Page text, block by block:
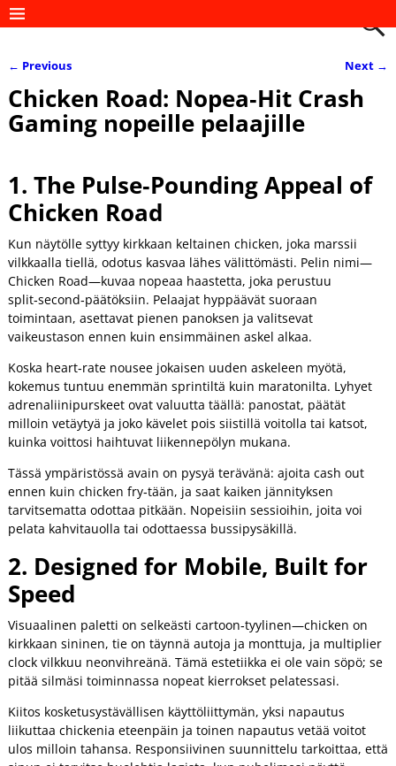
← Previous Next →
Chicken Road: Nopea‑Hit Crash
Gaming nopeille pelaajille
1. The Pulse‑Pounding Appeal of
Chicken Road
Kun näytölle syttyy kirkkaan keltainen chicken, joka marssii
vilkkaalla tiellä, odotus kasvaa lähes välittömästi. Pelin nimi—
Chicken Road—kuvaa nopeaa haastetta, joka perustuu
split‑second‑päätöksiin. Pelaajat hyppäävät suoraan
toimintaan, asettavat pienen panoksen ja valitsevat
vaikeustason ennen kuin ensimmäinen askel alkaa.
Koska heart‑rate nousee jokaisen uuden askeleen myötä,
kokemus tuntuu enemmän sprintiltä kuin maratonilta. Lyhyet
adrenaliinipurskeet ovat valuutta täällä: panostat, päätät
milloin vetäytyä ja joko kävelet pois siistillä voitolla tai katsot,
kuinka voittosi haihtuvat liikennepölyn mukana.
Tässä ympäristössä avain on pysyä terävänä: ajoita cash out
ennen kuin chicken fry‑tään, ja saat kaiken jännityksen
tarvitsematta odottaa pitkään. Nopeisiin sessioihin, joita voi
pelata kahvitauolla tai odottaessa bussipysäkillä.
2. Designed for Mobile, Built for
Speed
Visuaalinen paletti on selkeästi cartoon‑tyylinen—chicken on
kirkkaan sininen, tie on täynnä autoja ja monttuja, ja multiplier
clock vilkkuu neonvihreänä. Tämä estetiikka ei ole vain söpö; se
pitää silmäsi toiminnassa nopeat kierrokset pelatessasi.
Kiitos kosketusystävällisen käyttöliittymän, yksi napautus
liikuttaa chickenia eteenpäin ja toinen napautus vetää voitot
ulos milloin tahansa. Responsiivinen suunnittelu tarkoittaa, että